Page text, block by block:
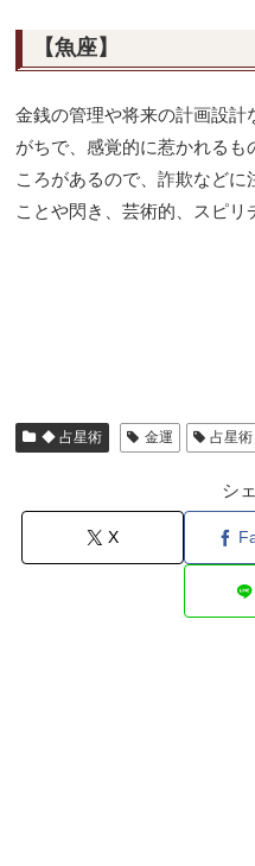
【魚座】
金銭の管理や将来の計画設
がちで、感覚的に惹かれるも
ころがあるので、詐欺など
ことや閃き、芸術的、スピリ
◆ 占星術 金運 占星術
シ
X